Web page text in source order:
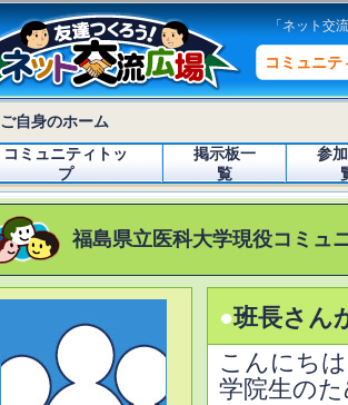
「ネット交
コミュニテ
ご自身のホーム
コミュニティトッ
プ
掲示板一
覧
参
福島県立医科大学現役コミュ
●班長さん
こんにち
学院生の